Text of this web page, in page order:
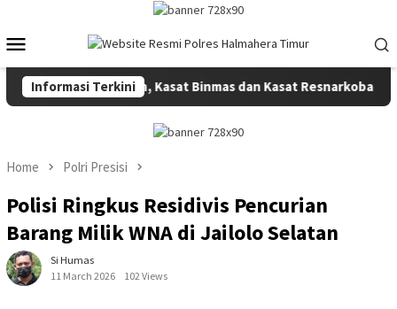
content
Mobile
Menu
Informasi Terkini
Ops, Kabag Ren, Kasat Binmas dan Kasat Resnarkoba
Home Polri Presisi
Polisi Ringkus Residivis Pencurian
Barang Milik WNA di Jailolo Selatan
Si Humas
11 March 2026
102 Views